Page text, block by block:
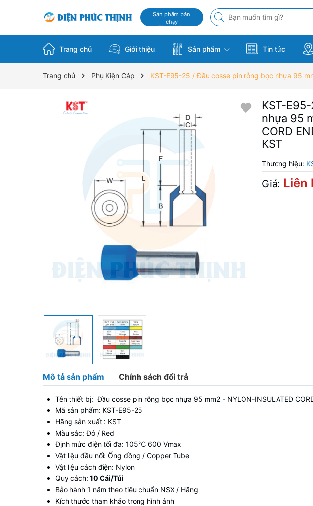
Sản phẩm bán
chạy
Flash sale
Trang chủ Giới thiệu Sản phẩm Tin tức
Trang chủ Phụ Kiện Cáp KST-E95-25 / Đầu cosse pin rỗng bọc nhựa 95
KST-
nhựa 95
CORD
KST
Thương hiệu:
Giá: Liên
Mô tả sản phẩm Chính sách đổi trả
Tên thiết bị: Đầu cosse pin rỗng bọc nhựa 95 mm2 - NYLON-INSULATED CORD
Mã sản phẩm: KST-E95-25
Hãng sản xuất : KST
Màu sắc: Đỏ / Red
Định mức điện tối đa: 105℃ 600 Vmax
Vật liệu đầu nối: Ống đồng / Copper Tube
Vật liệu cách điện: Nylon
Quy cách: 10 Cái/Túi
Bảo hành 1 năm theo tiêu chuẩn NSX / Hãng
Kích thước tham khảo trong hình ảnh